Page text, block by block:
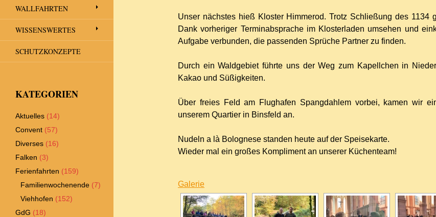
Unser nächstes hieß Kloster Himmerod. Trotz Schließung des 1134
Dank vorheriger Terminabsprache im Klosterladen umsehen und
Aufgabe verbunden, die passenden Sprüche Partner zu finden.
Durch ein Waldgebiet führte uns der Weg zum Kapellchen in
Kakao und Süßigkeiten.
Über freies Feld am Flughafen Spangdahlem vorbei, kamen wir
unserem Quartier in Binsfeld an.
Nudeln a là Bolognese standen heute auf der Speisekarte.
Wieder mal ein großes Kompliment an unserer Küchenteam!
Galerie
WALLFAHRTEN
WISSENSWERTES
SCHUTZKONZEPTE
KATEGORIEN
Aktuelles (14)
Convent (57)
Diverses (16)
Falken (3)
Ferienfahrten (159)
Familienwochenende (7)
Viehhofen (152)
GdG (18)